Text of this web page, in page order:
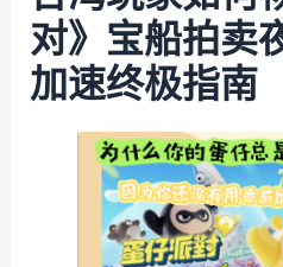
对》宝船拍卖
加速终极指南